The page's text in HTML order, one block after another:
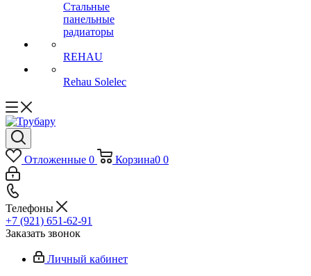
Стальные
панельные
радиаторы
REHAU
Rehau Solelec
Отложенные 0 Корзина0 0
Телефоны
+7 (921) 651-62-91
Заказать звонок
Личный кабинет